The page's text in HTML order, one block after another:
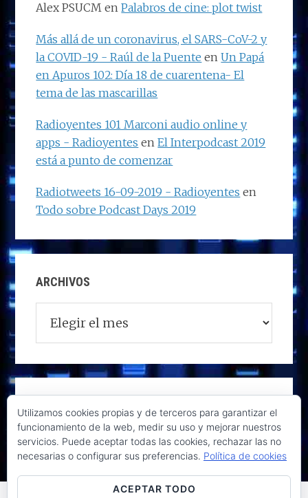
Alex PSUCM enPalabros de cine: plot twist
Más allá de un coronavirus, el SARS-CoV-2 y
la COVID-19 - Raúl de la Puente enUn Papá
en Apuros 102: Día 18 de cuarentena- El
tema de las mascarillas
Radioyentes 101 Marconi audio online y
apps - Radioyentes enEl Interpodcast 2019
está a punto de comenzar
Radiotweets 16-09-2019 - Radioyentes en
Todo sobre Podcast Days 2019
ARCHIVOS
Utilizamos cookies propias y de terceros para garantizar el
funcionamiento de la web, medir su uso y mejorar nuestros
servicios. Puede aceptar todas las cookies, rechazar las no
necesarias o configurar sus preferencias. Política de cookies
ACEPTAR TODO